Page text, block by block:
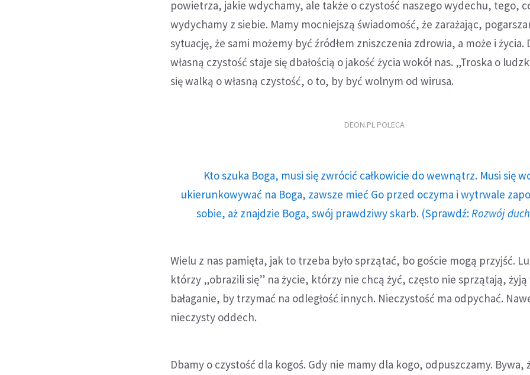
powietrza, jakie wdychamy, ale także o czystość naszego wydechu, tego,
wydychamy z siebie. Mamy mocniejszą świadomość, że zarażając,
sytuację, że sami możemy być źródłem zniszczenia zdrowia, a może i życia.
własną czystość staje się dbałością o jakość życia wokół nas. „Troska o
się walką o własną czystość, o to, by być wolnym od wirusa.
DEON.PL POLECA
Kto szuka Boga, musi się zwrócić całkowicie do wewnątrz. Musi się
ukierunkowywać na Boga, zawsze mieć Go przed oczyma i wytrwale
sobie, aż znajdzie Boga, swój prawdziwy skarb. (Sprawdź: Rozwój
Wielu z nas pamięta, jak to trzeba było sprzątać, bo goście mogą przyjść.
którzy „obrazili się” na życie, którzy nie chcą żyć, często nie sprzątają, żyją
bałaganie, by trzymać na odległość innych. Nieczystość ma odpychać.
nieczysty oddech.
Dbamy o czystość dla kogoś. Gdy nie mamy dla kogo, odpuszczamy. Bywa,